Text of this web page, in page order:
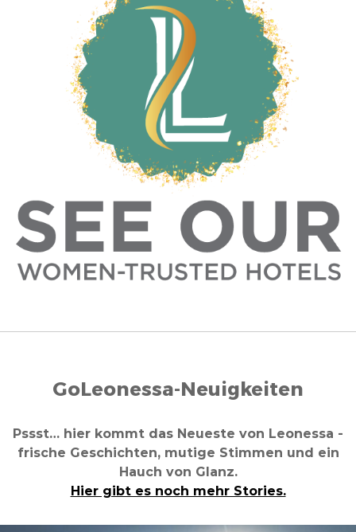
GoLeonessa-Neuigkeiten
Pssst… hier kommt das Neueste von Leonessa -
frische Geschichten, mutige Stimmen und ein
Hauch von Glanz.
Hier gibt es noch mehr Stories.